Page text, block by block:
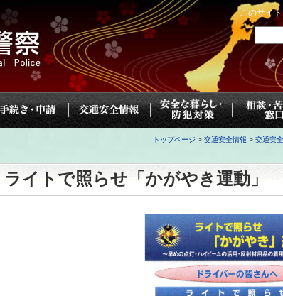
このサイ
トップページ > 交通安全情報 > 交通安
ライトで照らせ「かがやき運動」